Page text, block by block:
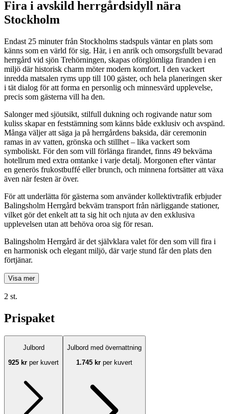
Fira i avskild herrgårdsidyll nära
Stockholm
Endast 25 minuter från Stockholms stadspuls väntar en plats som
känns som en värld för sig. Här, i en anrik och omsorgsfullt bevarad
herrgård vid sjön Trehörningen, skapas oförglömliga firanden i en
miljö där historisk charm möter modern komfort. I den vackert
inredda matsalen ryms upp till 100 gäster, och hela planeringen sker
i tät dialog för att forma en personlig och minnesvärd upplevelse,
precis som gästerna vill ha den.
Salonger med sjöutsikt, stilfull dukning och rogivande natur som
kuliss skapar en feststämning som känns både exklusiv och avspänd.
Många väljer att säga ja på herrgårdens baksida, där ceremonin
ramas in av vatten, grönska och stillhet – lika vackert som
symboliskt. För den som vill förlänga firandet, finns 49 bekväma
hotellrum med extra omtanke i varje detalj. Morgonen efter väntar
en generös frukostbuffé eller brunch, och minnena fortsätter att växa
även när festen är över.
För att underlätta för gästerna som använder kollektivtrafik erbjuder
Balingsholm Herrgård bekväm transport från närliggande stationer,
vilket gör det enkelt att ta sig hit och njuta av den exklusiva
upplevelsen utan att behöva oroa sig för resan.
Balingsholm Herrgård är det självklara valet för den som vill fira i
en harmonisk och elegant miljö, där varje stund får den plats den
förtjänar.
Visa mer
2 st.
Prispaket
Julbord
925 kr per kuvert
Julbord med övernattning
1.745 kr per kuvert